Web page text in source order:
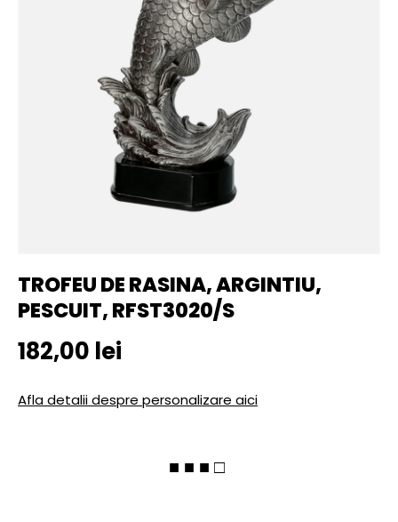
TROFEU DE RASINA, ARGINTIU,
PESCUIT, RFST3020/S
Pret initial
182,00 lei
Afla detalii despre personalizare aici
■ ■ ■ □